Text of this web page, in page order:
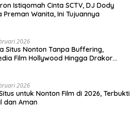
Istiqomah Cinta SCTV, DJ Dody
Preman Wanita, Ini Tujuannya
2026
Situs Nonton Tanpa Buffering,
Film Hollywood Hingga Drakor
2026
untuk Nonton Film di 2026, Terbukti
dan Aman